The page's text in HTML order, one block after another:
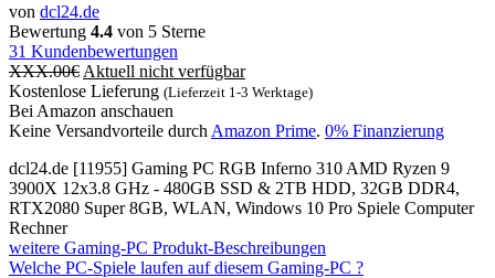
von dcl24.de
Bewertung 4.4 von 5 Sterne
31 Kundenbewertungen
XXX.00€ Aktuell nicht verfügbar
Kostenlose Lieferung (Lieferzeit 1-3 Werktage)
Bei Amazon anschauen
Keine Versandvorteile durch Amazon Prime. 0% Finanzierung
dcl24.de [11955] Gaming PC RGB Inferno 310 AMD Ryzen 9
3900X 12x3.8 GHz - 480GB SSD & 2TB HDD, 32GB DDR4,
RTX2080 Super 8GB, WLAN, Windows 10 Pro Spiele Computer
Rechner
weitere Gaming-PC Produkt-Beschreibungen
Welche PC-Spiele laufen auf diesem Gaming-PC ?